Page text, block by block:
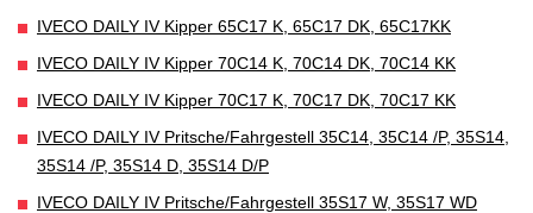
IVECO DAILY IV Kipper 65C17 K, 65C17 DK, 65C17KK
IVECO DAILY IV Kipper 70C14 K, 70C14 DK, 70C14 KK
IVECO DAILY IV Kipper 70C17 K, 70C17 DK, 70C17 KK
IVECO DAILY IV Pritsche/Fahrgestell 35C14, 35C14 /P, 35S14,
35S14 /P, 35S14 D, 35S14 D/P
IVECO DAILY IV Pritsche/Fahrgestell 35S17 W, 35S17 WD